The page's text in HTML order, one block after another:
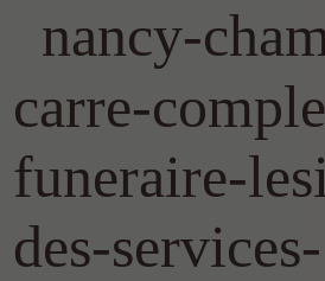
nancy-
carre-
funeraire-
des-services-